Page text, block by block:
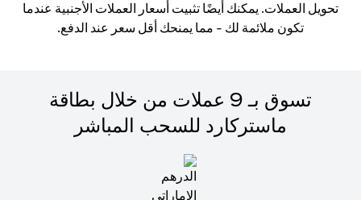
تحويل العملات. يمكنك أيضًا تثبيت أسعار العملات الأجنبية عندما
تكون ملائمة لك - مما يمنحك أقل سعر عند الدفع.
تسوق بـ 9 عملات من خلال بطاقة
ماستركارد للسحب المباشر